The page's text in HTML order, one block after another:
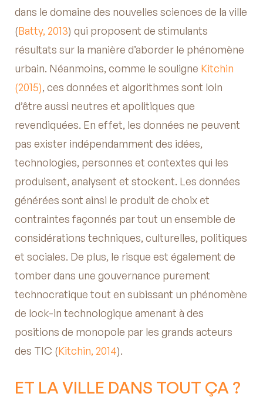
dans le domaine des nouvelles sciences de la ville
(Batty, 2013) qui proposent de stimulants
résultats sur la manière d’aborder le phénomène
urbain. Néanmoins, comme le souligne Kitchin
(2015), ces données et algorithmes sont loin
d’être aussi neutres et apolitiques que
revendiquées. En effet, les données ne peuvent
pas exister indépendamment des idées,
technologies, personnes et contextes qui les
produisent, analysent et stockent. Les données
générées sont ainsi le produit de choix et
contraintes façonnés par tout un ensemble de
considérations techniques, culturelles, politiques
et sociales. De plus, le risque est également de
tomber dans une gouvernance purement
technocratique tout en subissant un phénomène
de lock-in technologique amenant à des
positions de monopole par les grands acteurs
des TIC (Kitchin, 2014).
ET LA VILLE DANS TOUT ÇA ?